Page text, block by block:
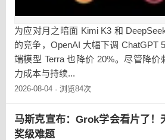
为应对月之暗面 Kimi K3 和
的竞争，OpenAI 大幅下调 ChatGPT
端模型 Terra 也降价 20%。尽管降
力成本与持续...
2026-08-04 · 浏览84次
马斯克宣布：Grok学会看片了！
奖级难题